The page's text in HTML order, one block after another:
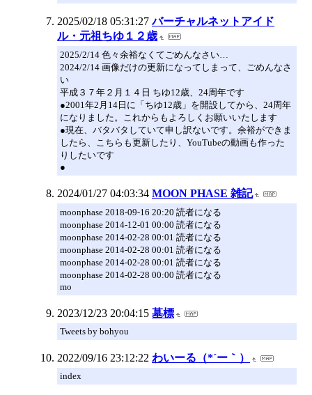
2025/02/18 05:31:27 バーチャルネットアイド
ル・元祖ちゆ１２歳
2025/2/14 色々余裕なくてごめんなさい…
2024/2/14 画像だけの更新になってしまって、ごめんなさ
い
平成３７年２月１４日 ちゆ12歳、24周年です
●2001年2月14日に「ちゆ12歳」を開設してから、24周年
になりました。これからもよろしくお願いいたします
●現在、バタバタしていて申し訳ないです。余裕ができま
したら、こちらも更新したり、YouTubeの動画も作った
りしたいです
●
2024/01/27 04:03:34 MOON PHASE 雑記
moonphase 2018-09-16 20:20 読者になる
moonphase 2014-12-01 00:00 読者になる
moonphase 2014-02-28 00:01 読者になる
moonphase 2014-02-28 00:01 読者になる
moonphase 2014-02-28 00:01 読者になる
moonphase 2014-02-28 00:00 読者になる
mo
2023/12/23 20:04:15 墓標
Tweets by bohyou
2022/09/16 23:12:22 わいーる（*´ー｀）
index